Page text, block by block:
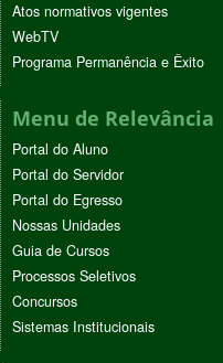
Atos normativos vigentes
WebTV
Programa Permanência e Êxito
Menu de Relevância
Portal do Aluno
Portal do Servidor
Portal do Egresso
Nossas Unidades
Guia de Cursos
Processos Seletivos
Concursos
Sistemas Institucionais